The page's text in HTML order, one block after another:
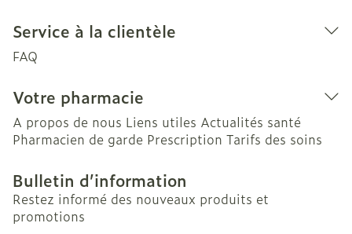
Service à la clientèle
FAQ
Votre pharmacie
A propos de nous Liens utiles Actualités santé
Pharmacien de garde Prescription Tarifs des soins
Bulletin d’information
Restez informé des nouveaux produits et
promotions